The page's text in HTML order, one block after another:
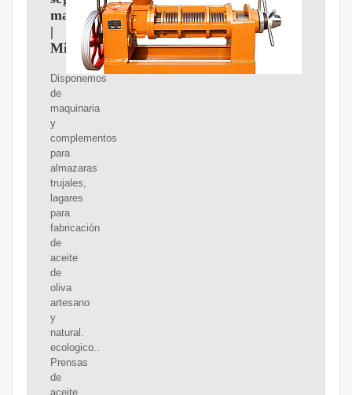
mano
|
Milanuncios
Disponemos
de
maquinaria
y
complementos
para
almazaras
trujales,
lagares
para
fabricación
de
aceite
de
oliva
artesano
y
natural.
ecologico..
Prensas
de
aceite,